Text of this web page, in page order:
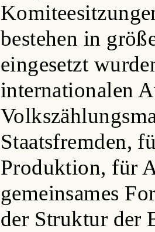
bestehen in
eingesetzt
internationalen
Staatsfremden,
Produktion, für
gemeinsames
der Struktur der